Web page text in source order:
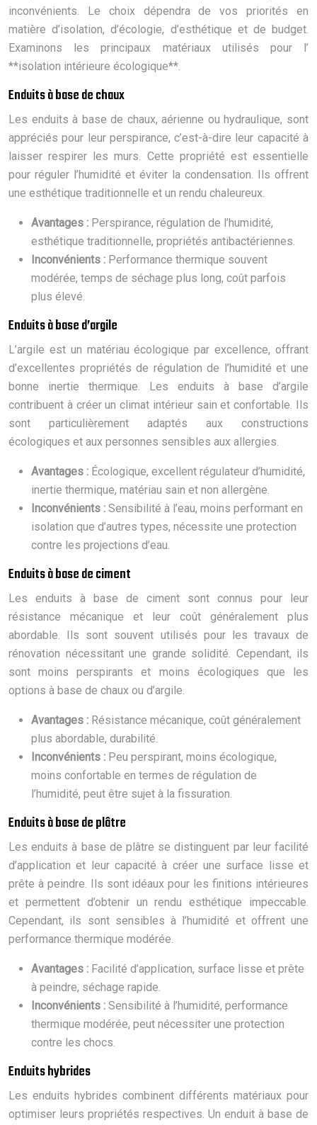
inconvénients. Le choix dépendra de vos priorités en
matière d’isolation, d’écologie, d’esthétique et de budget.
Examinons les principaux matériaux utilisés pour l’
**isolation intérieure écologique**.
Enduits à base de chaux
Les enduits à base de chaux, aérienne ou hydraulique, sont
appréciés pour leur perspirance, c’est-à-dire leur capacité à
laisser respirer les murs. Cette propriété est essentielle
pour réguler l’humidité et éviter la condensation. Ils offrent
une esthétique traditionnelle et un rendu chaleureux.
Avantages : Perspirance, régulation de l’humidité,
esthétique traditionnelle, propriétés antibactériennes.
Inconvénients : Performance thermique souvent
modérée, temps de séchage plus long, coût parfois
plus élevé.
Enduits à base d’argile
L’argile est un matériau écologique par excellence, offrant
d’excellentes propriétés de régulation de l’humidité et une
bonne inertie thermique. Les enduits à base d’argile
contribuent à créer un climat intérieur sain et confortable. Ils
sont particulièrement adaptés aux constructions
écologiques et aux personnes sensibles aux allergies.
Avantages : Écologique, excellent régulateur d’humidité,
inertie thermique, matériau sain et non allergène.
Inconvénients : Sensibilité à l’eau, moins performant en
isolation que d’autres types, nécessite une protection
contre les projections d’eau.
Enduits à base de ciment
Les enduits à base de ciment sont connus pour leur
résistance mécanique et leur coût généralement plus
abordable. Ils sont souvent utilisés pour les travaux de
rénovation nécessitant une grande solidité. Cependant, ils
sont moins perspirants et moins écologiques que les
options à base de chaux ou d’argile.
Avantages : Résistance mécanique, coût généralement
plus abordable, durabilité.
Inconvénients : Peu perspirant, moins écologique,
moins confortable en termes de régulation de
l’humidité, peut être sujet à la fissuration.
Enduits à base de plâtre
Les enduits à base de plâtre se distinguent par leur facilité
d’application et leur capacité à créer une surface lisse et
prête à peindre. Ils sont idéaux pour les finitions intérieures
et permettent d’obtenir un rendu esthétique impeccable.
Cependant, ils sont sensibles à l’humidité et offrent une
performance thermique modérée.
Avantages : Facilité d’application, surface lisse et prête
à peindre, séchage rapide.
Inconvénients : Sensibilité à l’humidité, performance
thermique modérée, peut nécessiter une protection
contre les chocs.
Enduits hybrides
Les enduits hybrides combinent différents matériaux pour
optimiser leurs propriétés respectives. Un enduit à base de